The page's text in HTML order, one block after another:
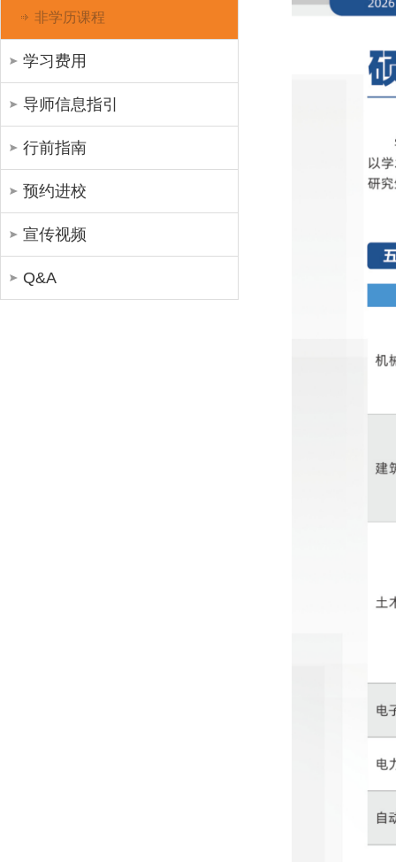
非学历课程
学习费用
导师信息指引
行前指南
预约进校
宣传视频
Q&A